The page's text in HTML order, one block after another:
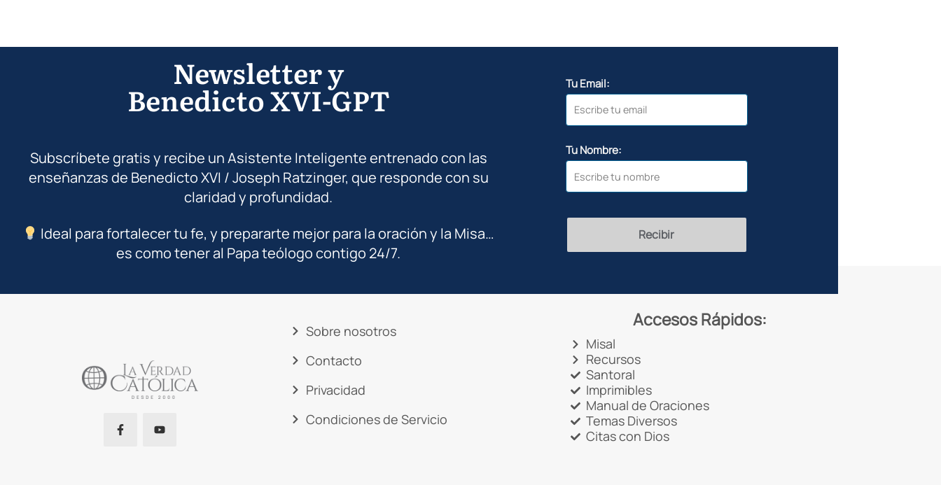
Newsletter y
Benedicto XVI-GPT
Subscríbete gratis y recibe un Asistente Inteligente entrenado con las
enseñanzas de Benedicto XVI / Joseph Ratzinger, que responde con su
claridad y profundidad.
Ideal para fortalecer tu fe, y prepararte mejor para la oración y la Misa…
es como tener al Papa teólogo contigo 24/7.
Tu Email:
Tu Nombre:
Recibir
Sobre nosotros
Contacto
Privacidad
Condiciones de Servicio
Accesos Rápidos:
Misal
Recursos
Santoral
Imprimibles
Manual de Oraciones
Temas Diversos
Citas con Dios